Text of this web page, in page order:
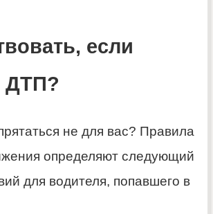
если
ДТП?
не для вас? Правила
определяют следующий
для водителя, попавшего в